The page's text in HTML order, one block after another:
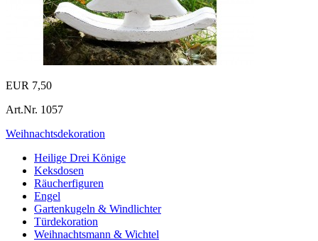
EUR 7,50
Art.Nr. 1057
Weihnachtsdekoration
Heilige Drei Könige
Keksdosen
Räucherfiguren
Engel
Gartenkugeln & Windlichter
Türdekoration
Weihnachtsmann & Wichtel